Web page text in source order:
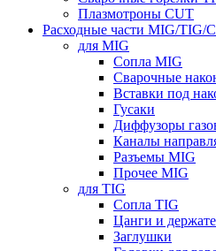
Плазмотроны CUT
Расходные части MIG/TIG/
для MIG
Сопла MIG
Сварочные
Вставки под
Гусаки
Диффузоры
Каналы
Разъемы MIG
Прочее MIG
для TIG
Сопла TIG
Цанги и
Заглушки